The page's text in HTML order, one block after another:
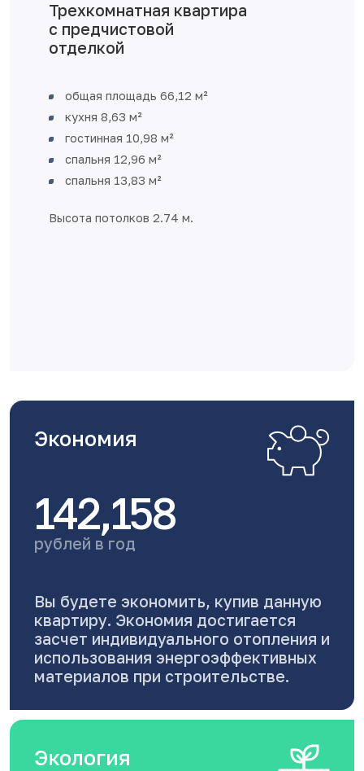
квартира
площадь 66,12 м²
8,63 м²
10,98 м²
12,96 м²
13,83 м²
потолков 2.74 м.
Экономия
142,158
рублей в год
Вы будете экономить, купив данную
квартиру. Экономия достигается
засчет индивидуального отопления и
использования энергоэффективных
материалов при строительстве.
Экология